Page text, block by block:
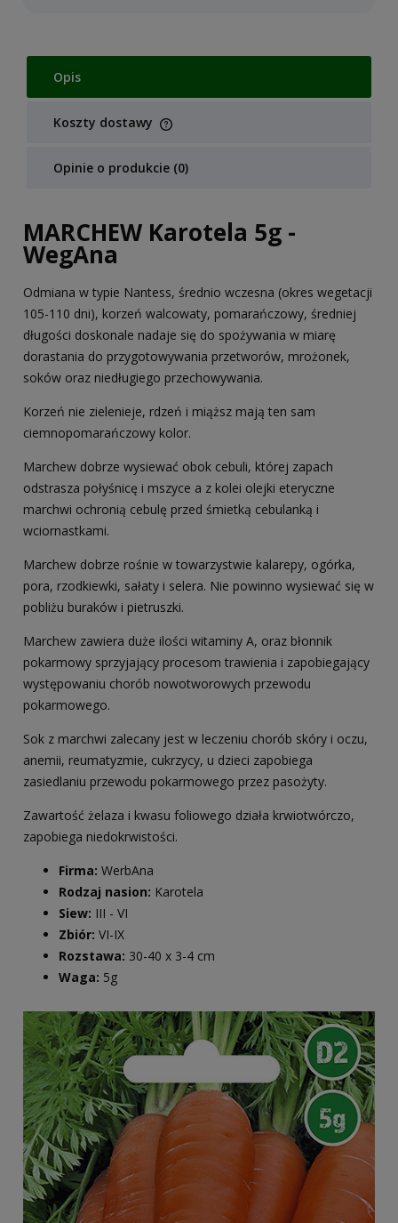
Opis
Koszty dostawy
Cena nie zawiera ewentualnych kosztów płatności
Opinie o produkcie (0)
MARCHEW Karotela 5g -
WegAna
Odmiana w typie Nantess, średnio wczesna (okres wegetacji
105-110 dni), korzeń walcowaty, pomarańczowy, średniej
długości doskonale nadaje się do spożywania w miarę
dorastania do przygotowywania przetworów, mrożonek,
soków oraz niedługiego przechowywania.
Korzeń nie zielenieje, rdzeń i miąższ mają ten sam
ciemnopomarańczowy kolor.
Marchew dobrze wysiewać obok cebuli, której zapach
odstrasza połyśnicę i mszyce a z kolei olejki eteryczne
marchwi ochronią cebulę przed śmietką cebulanką i
wciornastkami.
Marchew dobrze rośnie w towarzystwie kalarepy, ogórka,
pora, rzodkiewki, sałaty i selera. Nie powinno wysiewać się w
pobliżu buraków i pietruszki.
Marchew zawiera duże ilości witaminy A, oraz błonnik
pokarmowy sprzyjający procesom trawienia i zapobiegający
występowaniu chorób nowotworowych przewodu
pokarmowego.
Sok z marchwi zalecany jest w leczeniu chorób skóry i oczu,
anemii, reumatyzmie, cukrzycy, u dzieci zapobiega
zasiedlaniu przewodu pokarmowego przez pasożyty.
Zawartość żelaza i kwasu foliowego działa krwiotwórczo,
zapobiega niedokrwistości.
Firma: WerbAna
Rodzaj nasion: Karotela
Siew: III - VI
Zbiór: VI-IX
Rozstawa: 30-40 x 3-4 cm
Waga: 5g